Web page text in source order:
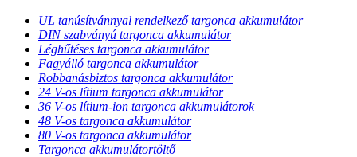
UL tanúsítvánnyal rendelkező targonca akkumulátor
DIN szabványú targonca akkumulátor
Léghűtéses targonca akkumulátor
Fagyálló targonca akkumulátor
Robbanásbiztos targonca akkumulátor
24 V-os lítium targonca akkumulátor
36 V-os lítium-ion targonca akkumulátorok
48 V-os targonca akkumulátor
80 V-os targonca akkumulátor
Targonca akkumulátortöltő